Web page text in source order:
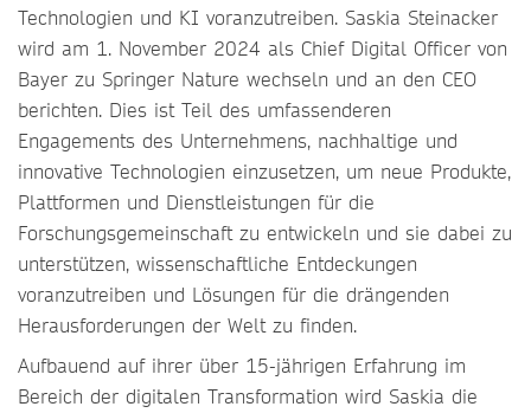
Technologien und KI voranzutreiben. Saskia Steinacker
wird am 1. November 2024 als Chief Digital Officer von
Bayer zu Springer Nature wechseln und an den CEO
berichten. Dies ist Teil des umfassenderen
Engagements des Unternehmens, nachhaltige und
innovative Technologien einzusetzen, um neue Produkte,
Plattformen und Dienstleistungen für die
Forschungsgemeinschaft zu entwickeln und sie dabei zu
unterstützen, wissenschaftliche Entdeckungen
voranzutreiben und Lösungen für die drängenden
Herausforderungen der Welt zu finden.
Aufbauend auf ihrer über 15-jährigen Erfahrung im
Bereich der digitalen Transformation wird Saskia die